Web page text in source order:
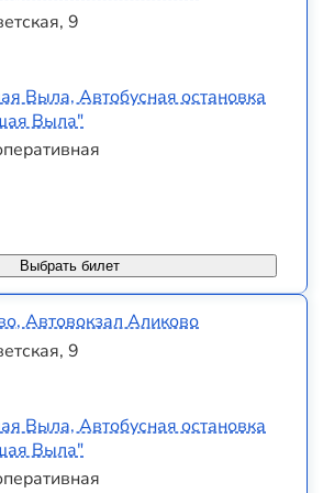
9
Выла, Автобусная остановка
Выла"
Выбрать билет
Автовокзал Аликово
9
Выла, Автобусная остановка
Выла"